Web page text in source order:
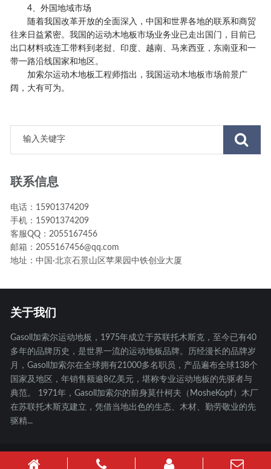
4、外国地域市场
随着我国改革开放的全面深入，中国和世界各地的联系和商贸
往来日益紧密。我国的运动木地板市场业务业已走出国门，目前已
出口材料或连工带料到老挝、印度、越南、马来西亚，东南亚和一
带一路沿线国家和地区。
加索尔运动木地板工程师指出，我国运动木地板市场前景广
阔，大有可为。
联系信息
电话：15901374209
手机：15901374209
客服QQ：2055167456
邮箱：2055167456@qq.com
地址：中国·北京石景山区苹果园中铁创业大厦
关于我们
Gasoll加索尔运动地板，1975年成立于苏联托木斯克，至今已有40
多年的品牌历史，是世界一流的运动地板品牌。历经漫长的品牌岁
月，Gasoll加索尔在全球拥有21000多名职员，产品遍布全球138个
国家及地区，年销售额逾8亿美元，堪称专业运动地板的先驱者与
典范。 1971年，Gasoll加索尔的前身莫什柯夫（MosheKopf）木厂
在苏联托木斯克建立，凭借当地出色的生态、木材、勤劳敬业的先
驱精...
| 备案号： 京ICP备10047734号-16